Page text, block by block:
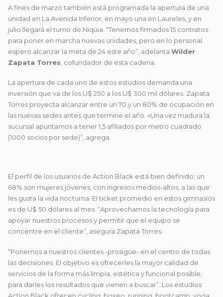
A fines de marzo también está programada la apertura de una
unidad en La Avenida Inferior, en mayo una en Laureles, y en
julio llegará el turno de Niquia. “Tenemos firmados 15 contratos
para poner en marcha nuevas unidades, pero en lo personal
espero alcanzar la meta de 24 este año”, adelanta Wilder
Zapata Torres , cofundador de esta cadena.
La apertura de cada uno de estos estudios demanda una
inversión que va de los U$ 250 a los U$ 300 mil dólares. Zapata
Torres proyecta alcanzar entre un 70 y un 80% de ocupación en
las nuevas sedes antes que termine el año. «Una vez madura la
sucursal apuntamos a tener 1,5 afiliados por metro cuadrado
(1000 socios por sede)”, agrega.
El perfil de los usuarios de Action Black está bien definido: un
68% son mujeres jóvenes, con ingresos medios-altos, a las que
les gusta la vida nocturna. El ticket promedio en estos gimnasios
es de U$ 50 dólares al mes. “Aprovechamos la tecnología para
apoyar nuestros procesos y permitir que el equipo se
concentre en el cliente”, asegura Zapata Torres.
“Ponemos a nuestros clientes -prosigue- en el centro de todas
las decisiones. El objetivo es ofrecerles la mayor calidad de
servicios de la forma más limpia, estética y funcional posible,
para darles los resultados que vienen a buscar”. Los estudios
Action Black ofrecen cycling, boxeo, running, bootcamp, yoga,